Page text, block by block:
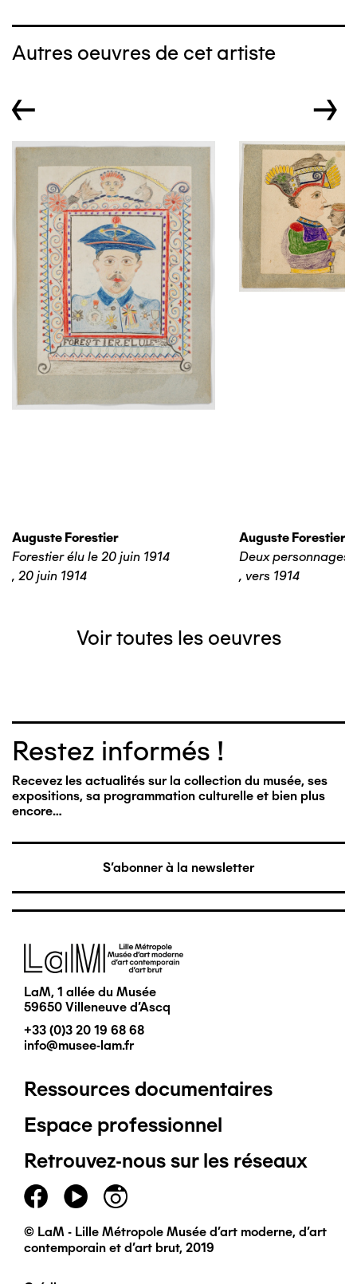
Autres oeuvres de cet artiste
← →
Auguste Forestier
Forestier élu le 20 juin 1914
, 20 juin 1914
Auguste Forestier
Deux personnages
, vers 1914
Voir toutes les oeuvres
Restez informés !
Recevez les actualités sur la collection du musée, ses
expositions, sa programmation culturelle et bien plus
encore…
S'abonner à la newsletter
Image
LaM, 1 allée du Musée
59650 Villeneuve d'Ascq
+33 (0)3 20 19 68 68
info@musee-lam.fr
Pied
de
page
principal
Ressources documentaires
Espace professionnel
Retrouvez-nous sur les réseaux
© LaM - Lille Métropole Musée d'art moderne, d'art
contemporain et d'art brut, 2019